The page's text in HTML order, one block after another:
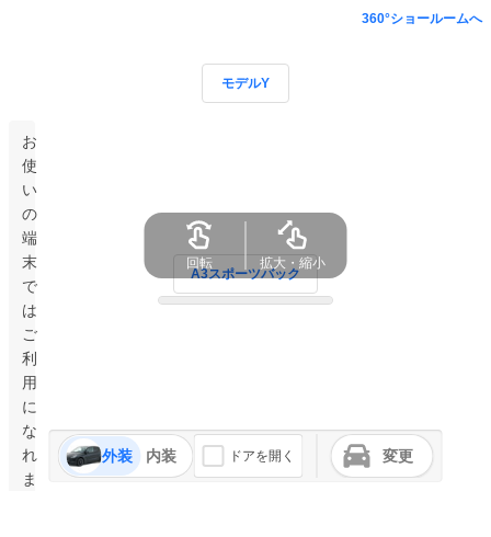
お
使
い
の
端
末
で
は
ご
利
用
に
な
れ
ま
360°ショールームへ
モデルY
A3スポーツバック
外装 内装 ドアを開く 変更
回転 拡大・縮小